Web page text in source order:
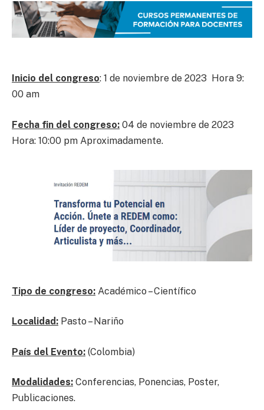
Inicio del congreso: 1 de noviembre de 2023 Hora 9:
00 am
Fecha fin del congreso: 04 de noviembre de 2023
Hora: 10:00 pm Aproximadamente.
Tipo de congreso: Académico – Científico
Localidad: Pasto – Nariño
País del Evento: (Colombia)
Modalidades: Conferencias, Ponencias, Poster,
Publicaciones.